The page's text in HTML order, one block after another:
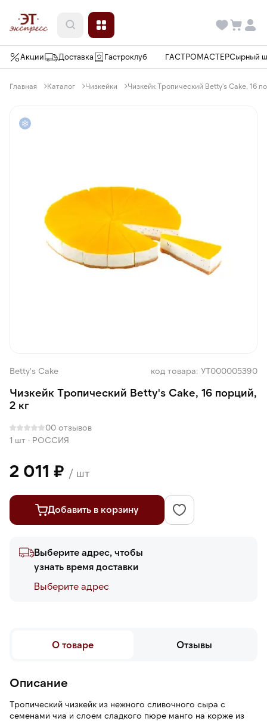
Акции Доставка Гастроклуб ГАСТРОМАСТЕРСырный
Главная Каталог Чизкейки Чизкейк Тропический Betty's Cake, 16
Betty's Cake код товара: УТ000005390
Чизкейк Тропический Betty's Cake, 16 порций,
2 кг
00 отзывов
1 шт · РОССИЯ
2 011 ₽ / шт
Добавить в корзину
Выберите адрес, чтобы
узнать время доставки
Выберите адреc
О товаре Отзывы
Описание
Тропический чизкейк из нежного сливочного сыра с
семенами чиа и слоем сладкого пюре манго на корже из